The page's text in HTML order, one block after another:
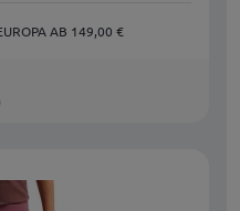
AB 149,00 €